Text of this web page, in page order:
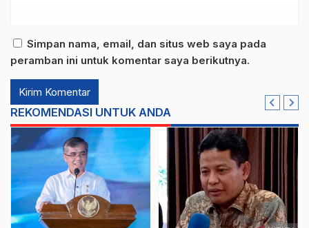
Simpan nama, email, dan situs web saya pada
peramban ini untuk komentar saya berikutnya.
REKOMENDASI UNTUK ANDA